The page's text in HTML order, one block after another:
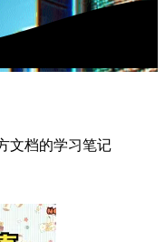
文档的学习笔记